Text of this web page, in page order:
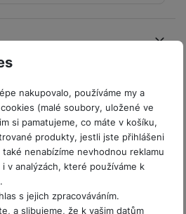
nakupovalo, používáme my a
(malé soubory, uložené ve
si pamatujeme, co máte v košíku,
produkty, jestli jste přihlášeni
nenabízíme nevhodnou reklamu
v analýzách, které používáme k
s jejich zpracováváním.
a slibujeme, že k vašim datům
nutné se přihlásit.
recenze.
Samsung